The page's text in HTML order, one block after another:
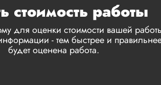
стоимость работы
для оценки стоимости вашей
- тем быстрее и
будет оценена работа.